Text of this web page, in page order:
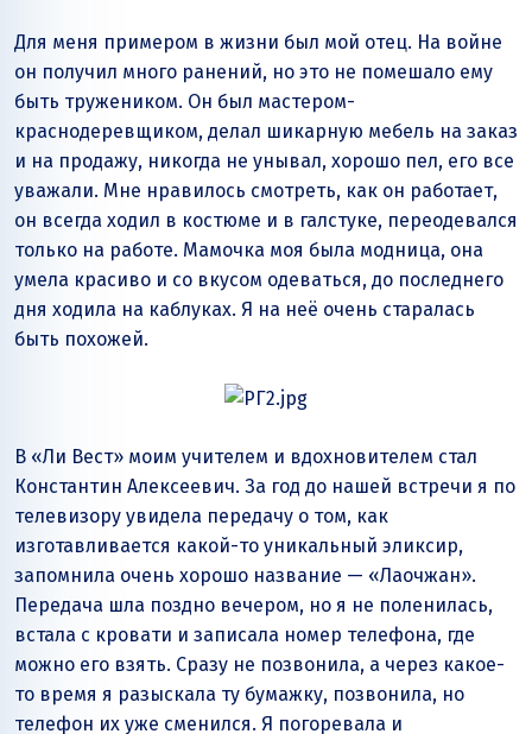
Для меня примером в жизни был мой отец. На войне
он получил много ранений, но это не помешало ему
быть тружеником. Он был мастером-
краснодеревщиком, делал шикарную мебель на заказ
и на продажу, никогда не унывал, хорошо пел, его все
уважали. Мне нравилось смотреть, как он работает,
он всегда ходил в костюме и в галстуке, переодевался
только на работе. Мамочка моя была модница, она
умела красиво и со вкусом одеваться, до последнего
дня ходила на каблуках. Я на неё очень старалась
быть похожей.
В «Ли Вест» моим учителем и вдохновителем стал
Константин Алексеевич. За год до нашей встречи я по
телевизору увидела передачу о том, как
изготавливается какой-то уникальный эликсир,
запомнила очень хорошо название — «Лаочжан».
Передача шла поздно вечером, но я не поленилась,
встала с кровати и записала номер телефона, где
можно его взять. Сразу не позвонила, а через какое-
то время я разыскала ту бумажку, позвонила, но
телефон их уже сменился. Я погоревала и